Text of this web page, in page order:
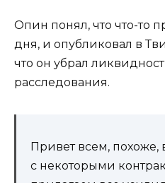
Опин понял, что что-то
дня, и опубликовал в
что он убрал
расследования.
Привет всем, похоже,
с некоторыми